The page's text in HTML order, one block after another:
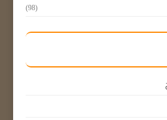
(98)